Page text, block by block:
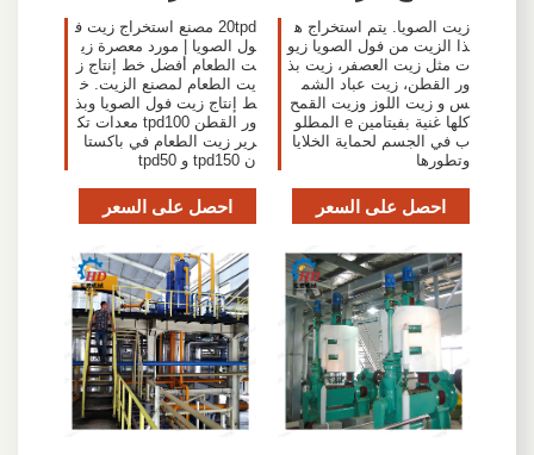
زيت الصويا. يتم استخراج ه
ذا الزيت من فول الصويا زيو
ت مثل زيت العصفر، زيت بذ
ور القطن، زيت عباد الشم
س و زيت اللوز وزيت القمح
كلها غنية بفيتامين e المطلو
ب في الجسم لحماية الخلايا
وتطورها
احصل على السعر
20tpd مصنع استخراج زيت ف
ول الصويا | مورد معصرة زي
ت الطعام أفضل خط إنتاج ز
يت الطعام لمصنع الزيت. خ
ط إنتاج زيت فول الصويا وبذ
ور القطن tpd100 معدات تك
رير زيت الطعام في باكستا
ن tpd150 و tpd50
احصل على السعر